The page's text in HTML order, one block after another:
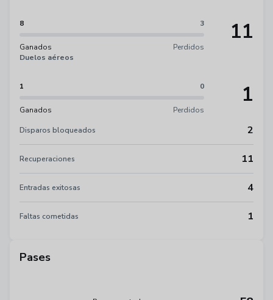
8 3
Ganados Perdidos
11
Duelos aéreos
1 0
Ganados Perdidos
1
Disparos bloqueados 2
Recuperaciones 11
Entradas exitosas 4
Faltas cometidas 1
Pases